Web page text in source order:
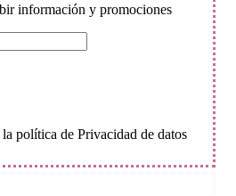
información y promociones
política de Privacidad de datos